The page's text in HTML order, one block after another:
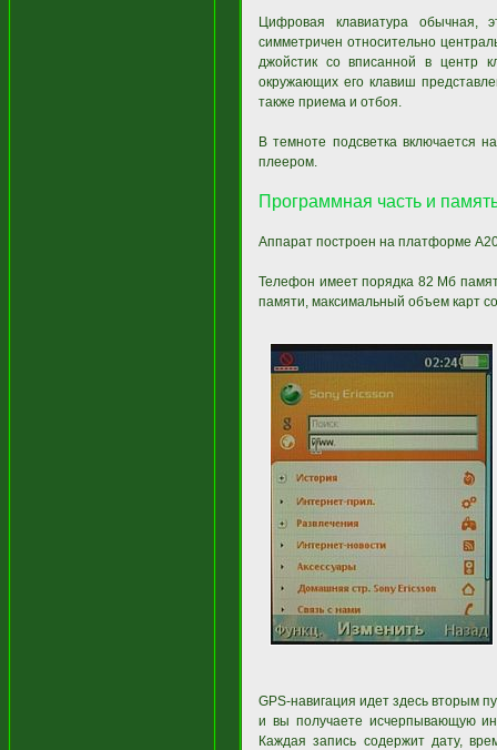
Цифровая клавиатура обычная,
симметричен относительно
джойстик со вписанной в центр
окружающих его клавиш
также приема и отбоя.
В темноте подсветка включается
плеером.
Программная часть и
Аппарат построен на платформе
Телефон имеет порядка 82 Мб
памяти, максимальный объем карт
GPS-навигация идет здесь вторым
и вы получаете исчерпывающую
Каждая запись содержит дату,